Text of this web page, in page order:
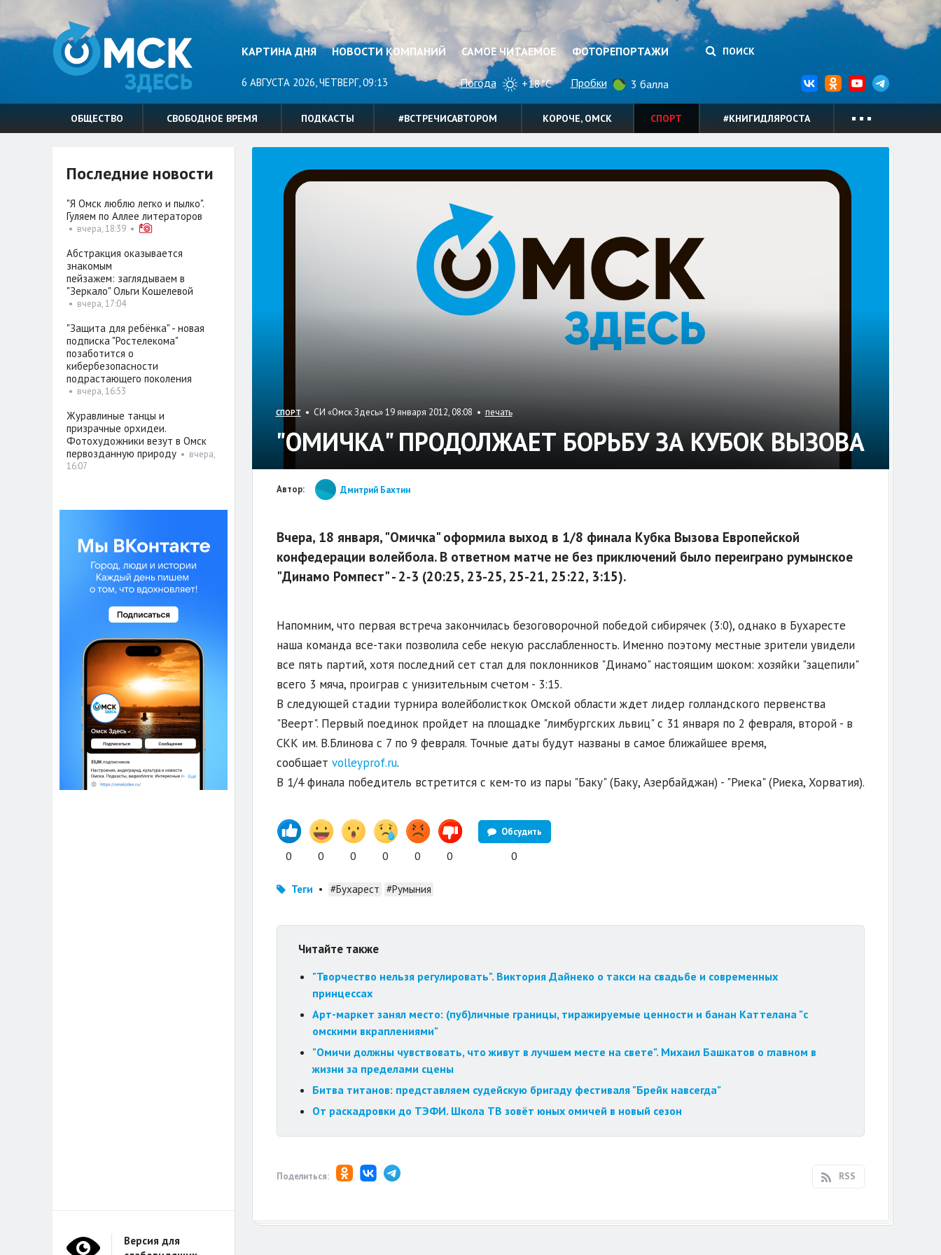
КАРТИНА ДНЯ НОВОСТИ КОМПАНИЙ САМОЕ ЧИТАЕМОЕ ФОТОРЕПОРТАЖИ ПОИСК
6 АВГУСТА 2026, ЧЕТВЕРГ, 09:13 Погода +18°C Пробки 3 балла
ОБЩЕСТВО СВОБОДНОЕ ВРЕМЯ ПОДКАСТЫ #ВСТРЕЧИСАВТОРОМ КОРОЧЕ, ОМСК СПОРТ #КНИГИДЛЯРОСТА
СПОРТ • СИ «Омск Здесь» 19 января 2012, 08:08 • печать
"ОМИЧКА" ПРОДОЛЖАЕТ БОРЬБУ ЗА КУБОК ВЫЗОВА
Автор: Дмитрий Бахтин
Вчера, 18 января, "Омичка" оформила выход в 1/8 финала Кубка Вызова Европейской
конфедерации волейбола. В ответном матче не без приключений было переиграно румынское
"Динамо Ромпест" - 2-3 (20:25, 23-25, 25-21, 25:22, 3:15).
Напомним, что первая встреча закончилась безоговорочной победой сибирячек (3:0), однако в Бухаресте
наша команда все-таки позволила себе некую расслабленность. Именно поэтому местные зрители увидели
все пять партий, хотя последний сет стал для поклонников "Динамо" настоящим шоком: хозяйки "зацепили"
всего 3 мяча, проиграв с унизительным счетом - 3:15.
В следующей стадии турнира волейболисткок Омской области ждет лидер голландского первенства
"Веерт". Первый поединок пройдет на площадке "лимбургских львиц" с 31 января по 2 февраля, второй - в
СКК им. В.Блинова с 7 по 9 февраля. Точные даты будут названы в самое ближайшее время,
сообщает volleyprof.ru.
В 1/4 финала победитель встретится с кем-то из пары "Баку" (Баку, Азербайджан) - "Риека" (Риека, Хорватия).
0 0 0 0 0 0
Обсудить
0
Теги • #Бухарест #Румыния
Читайте также
"Творчество нельзя регулировать". Виктория Дайнеко о такси на свадьбе и современных
принцессах
Арт-маркет занял место: (пуб)личные границы, тиражируемые ценности и банан Каттелана "с
омскими вкраплениями"
"Омичи должны чувствовать, что живут в лучшем месте на свете". Михаил Башкатов о главном в
жизни за пределами сцены
Битва титанов: представляем судейскую бригаду фестиваля "Брейк навсегда"
От раскадровки до ТЭФИ. Школа ТВ зовёт юных омичей в новый сезон
Поделиться: RSS
Последние новости
"Я Омск люблю легко и пылко".
Гуляем по Аллее литераторов
• вчера, 18:39•
Абстракция оказывается
знакомым
пейзажем: заглядываем в
"Зеркало" Ольги Кошелевой
• вчера, 17:04
"Защита для ребёнка" - новая
подписка "Ростелекома"
позаботится о
кибербезопасности
подрастающего поколения
• вчера, 16:53
Журавлиные танцы и
призрачные орхидеи.
Фотохудожники везут в Омск
первозданную природу• вчера,
16:07
Версия для